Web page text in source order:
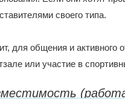
своего типа.
для общения и активного
или участие в